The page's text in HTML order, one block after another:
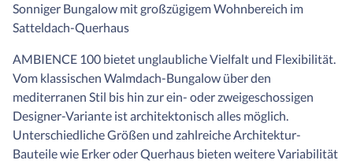
Sonniger Bungalow mit großzügigem Wohnbereich im
Satteldach-Querhaus
AMBIENCE 100 bietet unglaubliche Vielfalt und Flexibilität.
Vom klassischen Walmdach-Bungalow über den
mediterranen Stil bis hin zur ein- oder zweigeschossigen
Designer-Variante ist architektonisch alles möglich.
Unterschiedliche Größen und zahlreiche Architektur-
Bauteile wie Erker oder Querhaus bieten weitere Variabilität